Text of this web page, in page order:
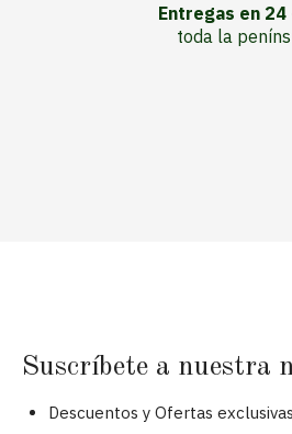
Entregas en 24
toda la
Suscríbete a nuestra
Descuentos y Ofertas exclusivas